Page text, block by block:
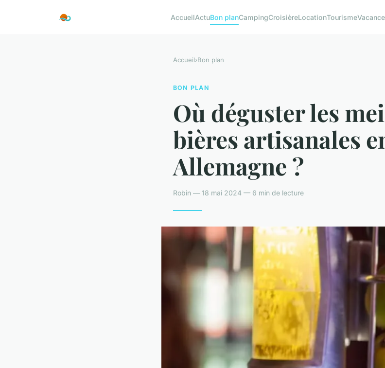
AccueilActuBon planCampingCroisièreLocationTourismeVacance
Accueil›Bon plan
BON PLAN
Où déguster les
bières artisanales
Allemagne ?
Robin — 18 mai 2024 — 6 min de lecture